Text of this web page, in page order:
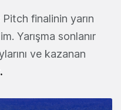
finalinin yarın
Yarışma sonlanır
ve kazanan